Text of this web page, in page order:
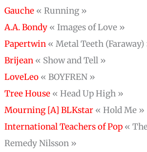
Gauche « Running »
A.A. Bondy « Images of Love »
Papertwin « Metal Teeth (Faraway)
Brijean « Show and Tell »
LoveLeo « BOYFREN »
Tree House « Head Up High »
Mourning [A] BLKstar « Hold Me »
International Teachers of Pop «
Remedy Nilsson »